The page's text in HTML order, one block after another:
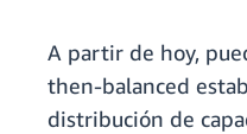
A partir de hoy,
then-balanced
distribución de